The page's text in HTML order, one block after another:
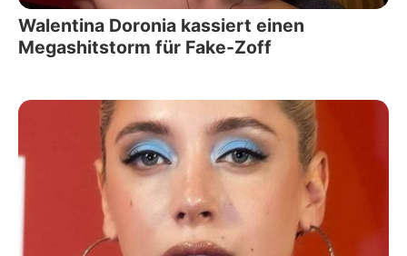
Walentina Doronia kassiert einen
Megashitstorm für Fake-Zoff